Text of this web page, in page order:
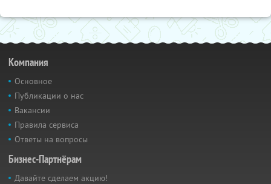
Компания
Основное
Публикации о нас
Вакансии
Правила сервиса
Ответы на вопросы
Бизнес-Партнёрам
Давайте сделаем акцию!